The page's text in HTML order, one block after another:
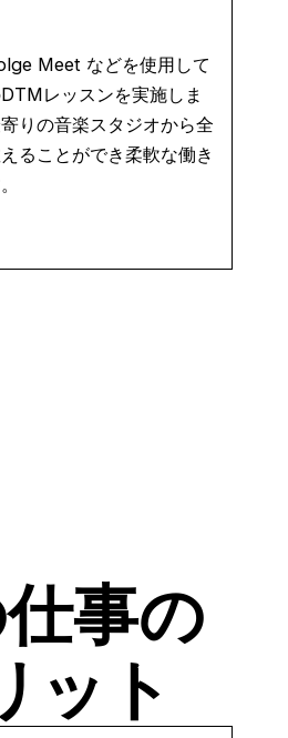
Meet などを使用して
レッスンを実施しま
りの音楽スタジオから全
ることができ柔軟な働き
事の
ット